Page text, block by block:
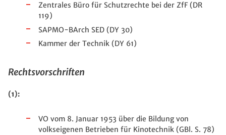
Zentrales Büro für Schutzrechte bei der ZfF (DR
119)
SAPMO-BArch SED (DY 30)
Kammer der Technik (DY 61)
Rechtsvorschriften
(1):
VO vom 8. Januar 1953 über die Bildung von
volkseigenen Betrieben für Kinotechnik (GBl. S. 78)